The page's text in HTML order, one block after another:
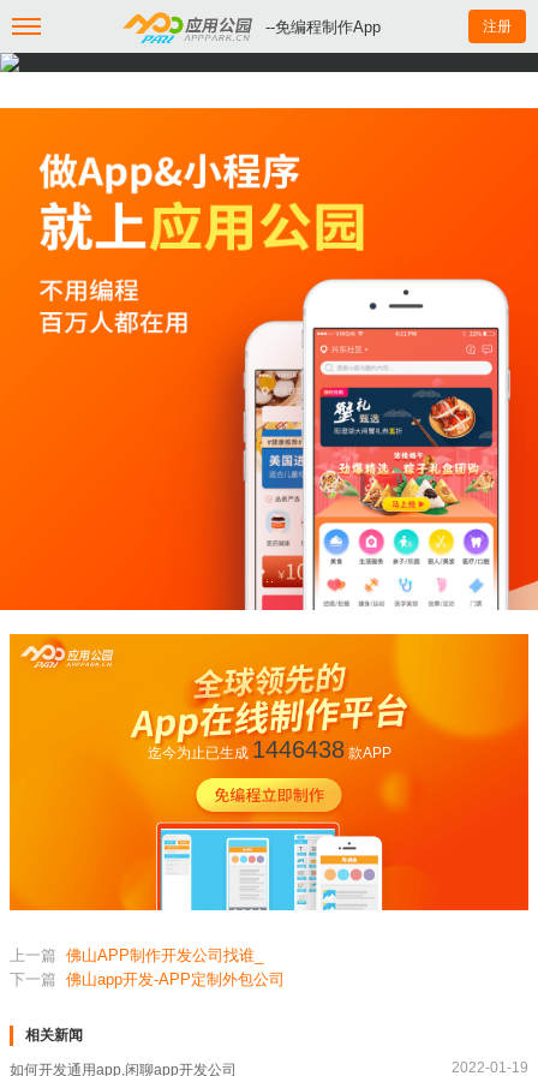
--免编程制作App 注册
迄今为止已生成 1446438款APP
上一篇 佛山APP制作开发公司找谁_
下一篇 佛山app开发-APP定制外包公司
相关新闻
如何开发通用app,闲聊app开发公司 2022-01-19